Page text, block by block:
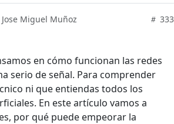
Jose Miguel Muñoz 333
en cómo funcionan las redes
serio de señal. Para comprender
ni que entiendas todos los
En este artículo vamos a
por qué puede empeorar la